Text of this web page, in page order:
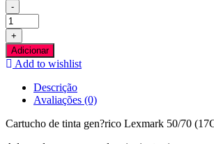
-
Quantidade
de
Lexmark
50/70
Preto
Tinteiro
Compativel
+
Adicionar
Add to wishlist
Descrição
Avaliações (0)
Cartucho de tinta gen?rico Lexmark 50/70